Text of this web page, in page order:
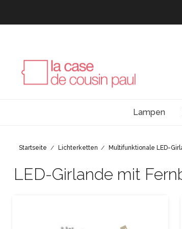
Lampen
Startseite Lichterketten Multifunktionale LED-
LED-Girlande mit